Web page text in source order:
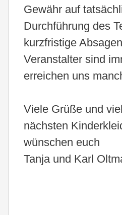
Gewähr auf
Durchführung des
kurzfristige
Veranstalter sind
erreichen uns
Viele Grüße und
nächsten
wünschen euch
Tanja und Karl